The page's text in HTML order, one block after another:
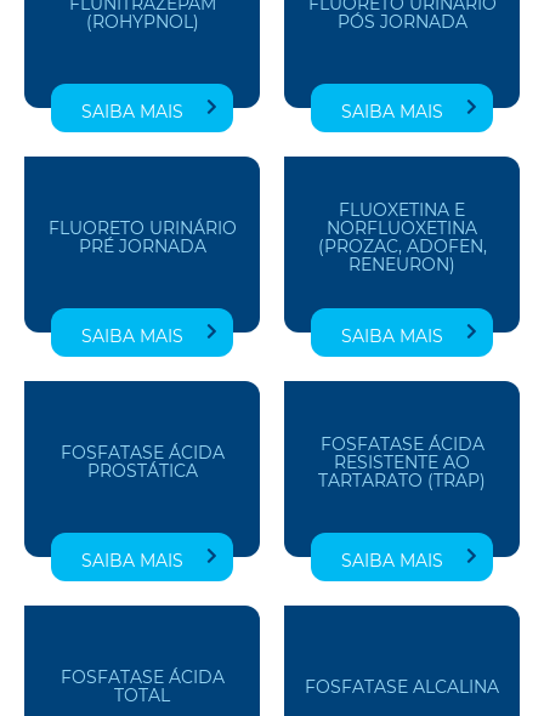
(ROHYPNOL)
SAIBA MAIS
PÓS JORNADA
SAIBA MAIS
FLUORETO URINÁRIO
PRÉ JORNADA
SAIBA MAIS
FLUOXETINA E
NORFLUOXETINA
(PROZAC, ADOFEN,
RENEURON)
SAIBA MAIS
FOSFATASE ÁCIDA
PROSTÁTICA
SAIBA MAIS
FOSFATASE ÁCIDA
RESISTENTE AO
TARTARATO (TRAP)
SAIBA MAIS
FOSFATASE ÁCIDA
TOTAL
FOSFATASE ALCALINA